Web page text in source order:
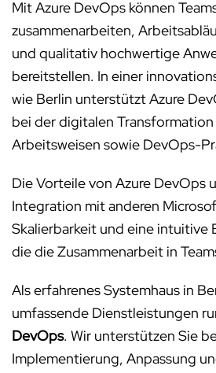
Mit Azure DevOps können
zusammenarbeiten,
und qualitativ hochwertige
bereitstellen. In einer
wie Berlin unterstützt Azure
bei der digitalen
Arbeitsweisen sowie DevOps-
Die Vorteile von Azure DevOps
Integration mit anderen
Skalierbarkeit und eine intuitive
die die Zusammenarbeit in
Als erfahrenes Systemhaus in
umfassende Dienstleistungen
DevOps. Wir unterstützen Sie
Implementierung, Anpassung